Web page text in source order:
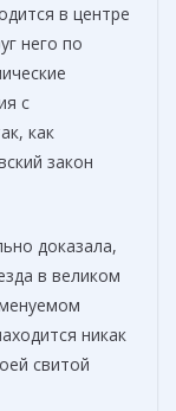
в центре
него по
с
как
закон
доказала,
в великом
никак
свитой